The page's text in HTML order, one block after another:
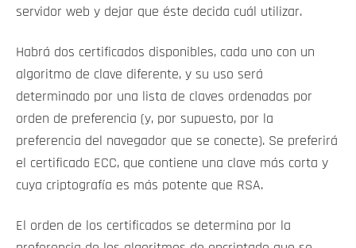
servidor web y dejar que éste decida cuál utilizar.
Habrá dos certificados disponibles, cada uno con un
algoritmo de clave diferente, y su uso será
determinado por una lista de claves ordenadas por
orden de preferencia (y, por supuesto, por la
preferencia del navegador que se conecte). Se preferirá
el certificado ECC, que contiene una clave más corta y
cuya criptografía es más potente que RSA.
El orden de los certificados se determina por la